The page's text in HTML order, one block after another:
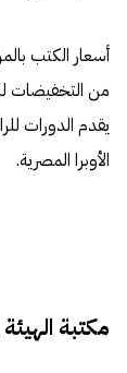
أسعار الكتب
يقدم الدورات
الأوبرا المصرية.
مكتبة